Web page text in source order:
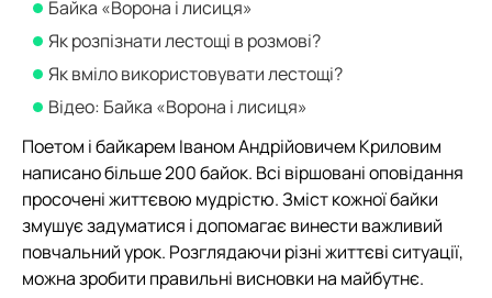
Байка «Ворона і лисиця»
Як розпізнати лестощі в розмові?
Як вміло використовувати лестощі?
Відео: Байка «Ворона і лисиця»
Поетом і байкарем Іваном Андрійовичем Криловим
написано більше 200 байок. Всі віршовані оповідання
просочені життєвою мудрістю. Зміст кожної байки
змушує задуматися і допомагає винести важливий
повчальний урок. Розглядаючи різні життєві ситуації,
можна зробити правильні висновки на майбутнє.